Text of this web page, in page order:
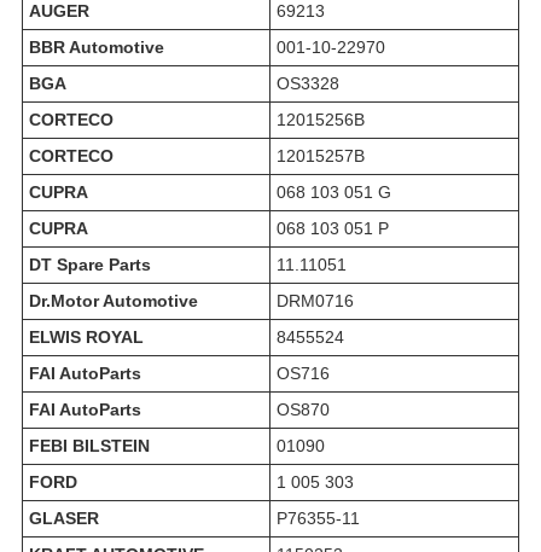
AUGER
69213
BBR Automotive
001-10-22970
BGA
OS3328
CORTECO
12015256B
CORTECO
12015257B
CUPRA
068 103 051 G
CUPRA
068 103 051 P
DT Spare Parts
11.11051
Dr.Motor Automotive
DRM0716
ELWIS ROYAL
8455524
FAI AutoParts
OS716
FAI AutoParts
OS870
FEBI BILSTEIN
01090
FORD
1 005 303
GLASER
P76355-11